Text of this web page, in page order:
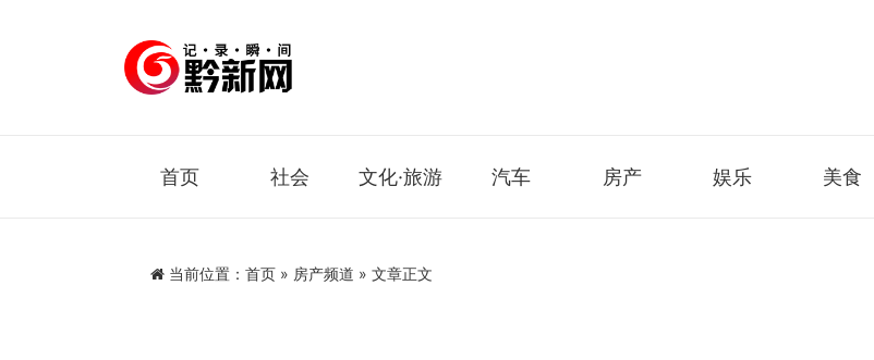
首页 社会 文化·旅游 汽车 房产 娱乐 美食
当前位置： 首页 » 房产频道 » 文章正文